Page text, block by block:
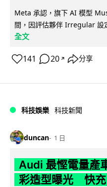
Meta 承認，旗下 AI 模型
間，因評估夥伴 Irregular 設
全文
141 20 ↗ 分享
科技娛樂 科技新聞
duncan 1 日
Audi 最慳電量
彩造型曝光 快充